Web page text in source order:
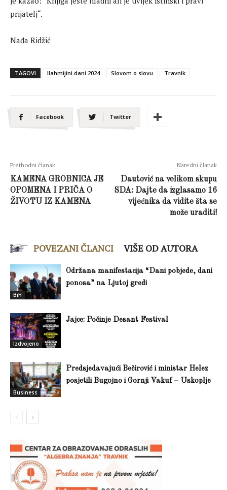
prijatelj“.
Nađa Ridžić
TAGOVI Ilahmijini dani 2024 Slovom o slovu Travnik
Facebook Twitter
Prethodni članak
KAMENA GROBNICA JE
OPOMENA I PRIČA O
ŽIVOTU IZ KAMENA
Naredni članak
Dautović na velikom skupu
SDA: Dajte da izglasamo 16
vijećnika da vidite šta se
može uraditi!
POVEZANI ČLANCI VIŠE OD AUTORA
BiH
Održana manifestacija “Dani pobjede, dani
ponosa” na Ljutoj gredi
Izdvojeno
Jajce: Počinje Desant Festival
Business
Predsjedavajući Bečirović i ministar Helez
posjetili Bugojno i Gornji Vakuf – Uskoplje